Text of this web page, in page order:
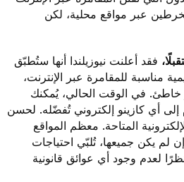
عبر مواقع محلية، لكن
فقد أعلنت نيوزيلندا أنها ستُطبّق
تنظيمية مناسبة للمقامرة عبر الإنترنت،
في الوقت الحالي، يُمكنك
إلى أي كازينو إلكتروني تُفضّله. لحسن
المتاحة. معظم المواقع
إن لم يكن جميعها، تُلبّي احتياجات
نظرًا لعدم وجود أي عوائق قانونية